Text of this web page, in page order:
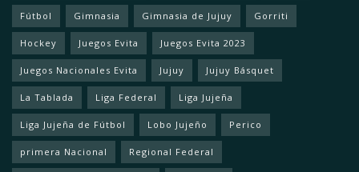
Fútbol Gimnasia Gimnasia de Jujuy Gorriti
Hockey Juegos Evita Juegos Evita 2023
Juegos Nacionales Evita Jujuy Jujuy Básquet
La Tablada Liga Federal Liga Jujeña
Liga Jujeña de Fútbol Lobo Jujeño Perico
primera Nacional Regional Federal